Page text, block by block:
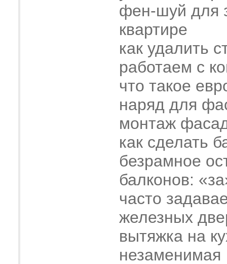
фен-шуй для
квартире
как удалить
работаем с
что такое
наряд для
монтаж
как сделать
безрамное
балконов:
часто
железных
вытяжка на
незаменимая